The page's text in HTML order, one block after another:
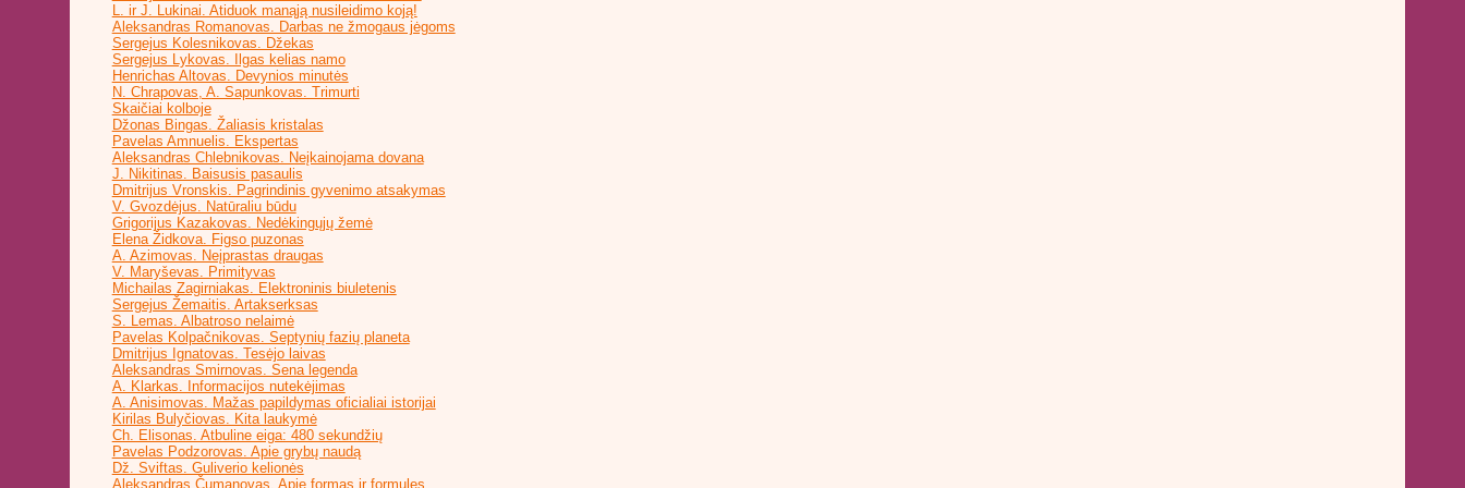
L. ir J. Lukinai. Atiduok manąją nusileidimo koją!
Aleksandras Romanovas. Darbas ne žmogaus jėgoms
Sergejus Kolesnikovas. Džekas
Sergejus Lykovas. Ilgas kelias namo
Henrichas Altovas. Devynios minutės
N. Chrapovas, A. Sapunkovas. Trimurti
Skaičiai kolboje
Džonas Bingas. Žaliasis kristalas
Pavelas Amnuelis. Ekspertas
Aleksandras Chlebnikovas. Neįkainojama dovana
J. Nikitinas. Baisusis pasaulis
Dmitrijus Vronskis. Pagrindinis gyvenimo atsakymas
V. Gvozdėjus. Natūraliu būdu
Grigorijus Kazakovas. Nedėkingųjų žemė
Elena Židkova. Figso puzonas
A. Azimovas. Neįprastas draugas
V. Maryševas. Primityvas
Michailas Zagirniakas. Elektroninis biuletenis
Sergejus Žemaitis. Artakserksas
S. Lemas. Albatroso nelaimė
Pavelas Kolpačnikovas. Septynių fazių planeta
Dmitrijus Ignatovas. Tesėjo laivas
Aleksandras Smirnovas. Sena legenda
A. Klarkas. Informacijos nutekėjimas
A. Anisimovas. Mažas papildymas oficialiai istorijai
Kirilas Bulyčiovas. Kita laukymė
Ch. Elisonas. Atbuline eiga: 480 sekundžių
Pavelas Podzorovas. Apie grybų naudą
Dž. Sviftas. Guliverio kelionės
Aleksandras Čumanovas. Apie formas ir formules